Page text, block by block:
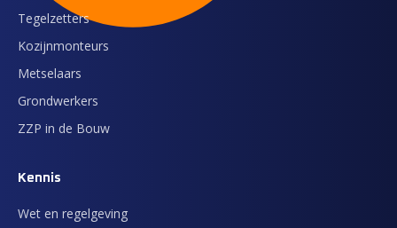
Tegelzetters
Kozijnmonteurs
Metselaars
Grondwerkers
ZZP in de Bouw
Kennis
Wet en regelgeving